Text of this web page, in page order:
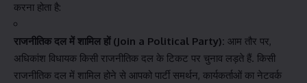
करना होता है:
राजनीतिक दल में शामिल हों (Join a Political Party): आम तौर पर,
अधिकांश विधायक किसी राजनीतिक दल के टिकट पर चुनाव लड़ते हैं. किसी
राजनीतिक दल में शामिल होने से आपको पार्टी समर्थन, कार्यकर्ताओं का नेटवर्क